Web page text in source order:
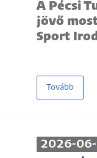
A Pécsi
jövő
Sport
Tovább
2026-